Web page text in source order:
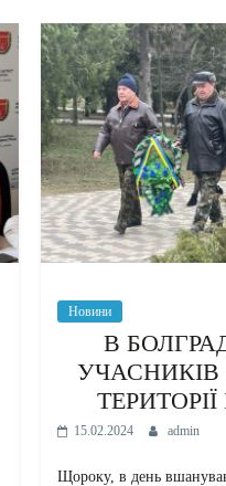
Новини
В
15.02.2024 admin
Щороку, в день